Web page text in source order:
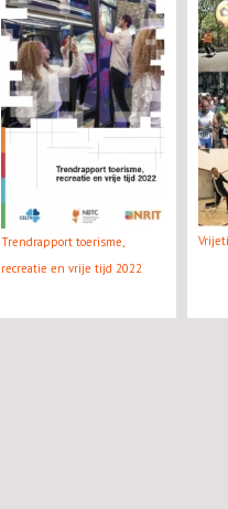
Trendrapport toerisme,
recreatie en vrije tijd 2022